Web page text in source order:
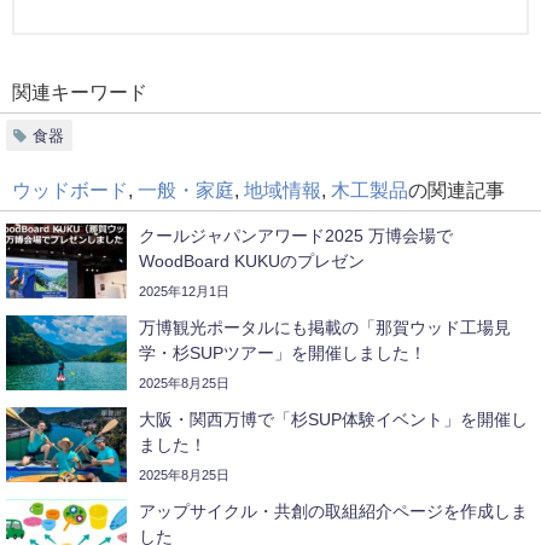
関連キーワード
食器
ウッドボード, 一般・家庭, 地域情報, 木工製品の関連記事
クールジャパンアワード2025 万博会場で
WoodBoard KUKUのプレゼン
2025年12月1日
万博観光ポータルにも掲載の「那賀ウッド工場見
学・杉SUPツアー」を開催しました！
2025年8月25日
大阪・関西万博で「杉SUP体験イベント」を開催し
ました！
2025年8月25日
アップサイクル・共創の取組紹介ページを作成しま
した